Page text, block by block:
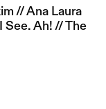
// Ana Laura
See. Ah! // The